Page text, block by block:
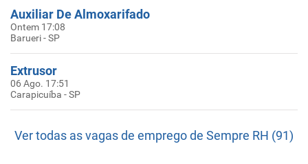
Auxiliar De Almoxarifado
Ontem 17:08
Barueri - SP
Extrusor
06 Ago. 17:51
Carapicuíba - SP
Ver todas as vagas de emprego de Sempre RH (91)